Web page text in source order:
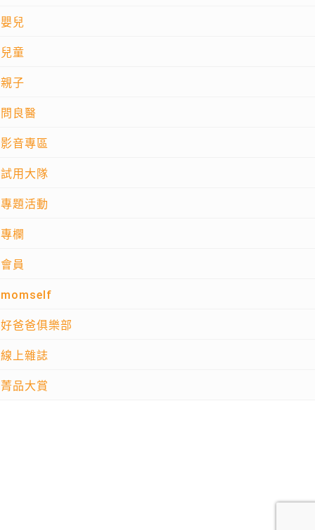
嬰兒
兒童
親子
問良醫
影音專區
試用大隊
專題活動
專欄
會員
momself
好爸爸俱樂部
線上雜誌
菁品大賞